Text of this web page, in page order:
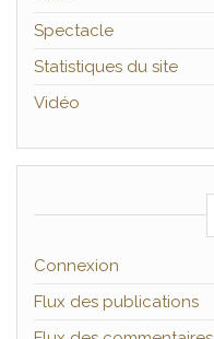
Spectacle
Statistiques du site
Vidéo
Connexion
Flux des publications